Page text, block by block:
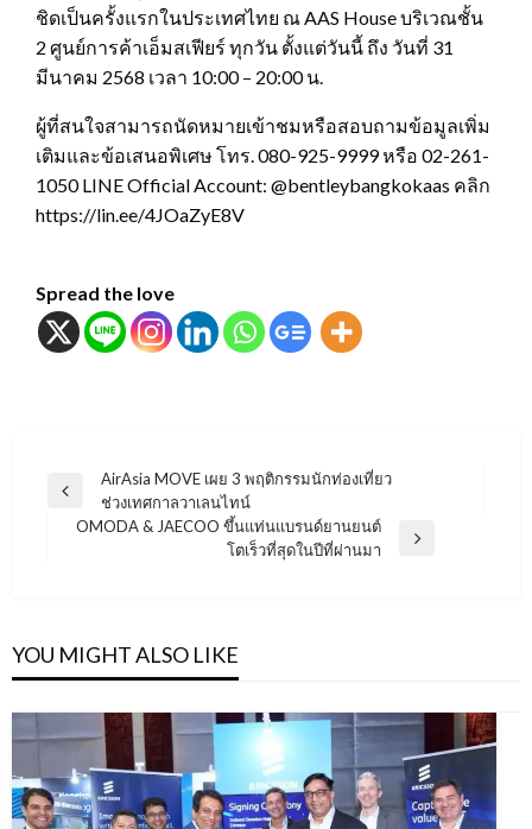
ชิดเป็นครั้งแรกในประเทศไทย ณ AAS House บริเวณชั้น
2 ศูนย์การค้าเอ็มสเฟียร์ ทุกวัน ตั้งแต่วันนี้ ถึง วันที่ 31
มีนาคม 2568 เวลา 10:00 – 20:00 น.
ผู้ที่สนใจสามารถนัดหมายเข้าชมหรือสอบถามข้อมูลเพิ่ม
เติมและข้อเสนอพิเศษ โทร. 080-925-9999 หรือ 02-261-
1050 LINE Official Account: @bentleybangkokaas คลิก
https://lin.ee/4JOaZyE8V
Spread the love
แนะแนว
เรื่อง
Previous
Post
AirAsia MOVE เผย 3 พฤติกรรมนักท่องเที่ยว
ช่วงเทศกาลวาเลนไทน์
OMODA & JAECOO ขึ้นแท่นแบรนด์ยานยนต์
โตเร็วที่สุดในปีที่ผ่านมา
YOU MIGHT ALSO LIKE